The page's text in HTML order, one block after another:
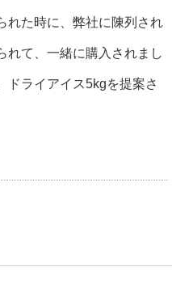
れた時に、弊社に陳列され
れて、一緒に購入されまし
ドライアイス5kgを提案さ